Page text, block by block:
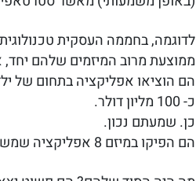
לדוגמה, בחממה העסקית
ממוצעת מרוב המיזמים שלהם יחד,
כ- 100 מליון דולר.
כן. שמעתם נכון.
הם הפיקו במיזם 8 אפליקציה שמשכה המון ילדים ומיד נרכשו ע״י פייסבוק, מבלי שאף היתה להם טכנולוגיה חדשנית.